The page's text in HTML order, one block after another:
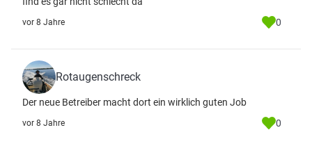
vor 8 Jahre 0
Rotaugenschreck
Der neue Betreiber macht dort ein wirklich guten Job
vor 8 Jahre 0